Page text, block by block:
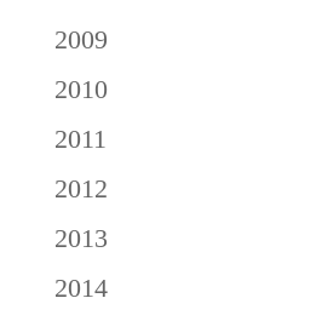
2009
2010
2011
2012
2013
2014